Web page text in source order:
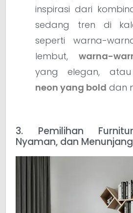
inspirasi dari
sedang tren di
seperti warna-
lembut, warna-
yang elegan,
neon yang bold dan
3. Pemilihan
Nyaman, dan